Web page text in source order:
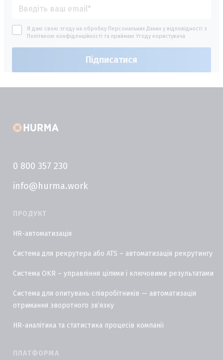
Я даю свою згоду на обробку Персональних Даних у відповідності з
Політикою конфіденційності та приймаю Угоду користувача
0 800 357 230
info@hurma.work
ПРОДУКТ
HR-автоматизація
Система для рекрутера або ATS – автоматизація рекрутингу
Система OKR – управління цілями і ключовими результатами
Система для опитувань співробітників — автоматизація
отримання зворотного звʼязку
HR-аналітика та статистика процесів компанії
ПЛАТФОРМА